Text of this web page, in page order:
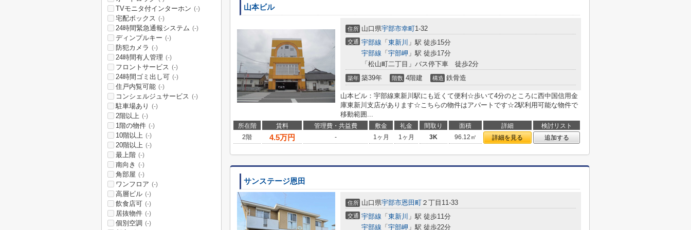
山本ビル
住所 山口県宇部市幸町1-32
交通 宇部線 「 東新川 」駅 徒歩15分
宇部線 「 宇部岬 」駅 徒歩17分
「松山町二丁目」バス停下車 徒歩2分
築年 築39年 階数 4階建 構造 鉄骨造
山本ビル：宇部線東新川駅にも近くて便利☆歩いて4分のところに西中国信用金
庫東新川支店があります☆こちらの物件はアパートです☆2駅利用可能な物件で
移動範囲...
所在階 賃料 管理費・共益費 敷金 礼金 間取り 面積 詳細
検討リスト
2階
4.5万円 - 1ヶ月 1ヶ月 3K 96.12㎡ 詳細を見る 追加する
サンステージ恩田
住所 山口県宇部市恩田町 ２丁目11-33
交通 宇部線 「 東新川 」駅 徒歩11分
宇部線 「 宇部岬 」駅 徒歩22分
TVモニタ付インターホン (-)
宅配ボックス (-)
24時間緊急通報システム (-)
ディンプルキー (-)
防犯カメラ (-)
24時間有人管理 (-)
フロントサービス (-)
24時間ゴミ出し可 (-)
住戸内覧可能 (-)
コンシェルジュサービス (-)
駐車場あり (-)
2階以上 (-)
1階の物件 (-)
10階以上 (-)
20階以上 (-)
最上階 (-)
南向き (-)
角部屋 (-)
ワンフロア (-)
高層ビル (-)
飲食店可 (-)
居抜物件 (-)
個別空調 (-)